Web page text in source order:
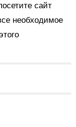
сайт
необходимое